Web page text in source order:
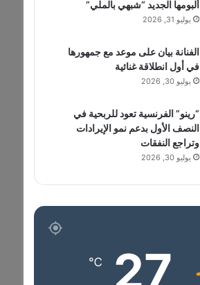
ألبومها الجديد “شبهي بالملي”
يوليو 31, 2026
الفنانة بيان على موعد مع جمهورها
في أول انطلاقة غنائية
يوليو 30, 2026
“رينو” الفرنسية تعود للربحية في
النصف الأول بدعم نمو الإيرادات
وتراجع النفقات
يوليو 30, 2026
27
℃